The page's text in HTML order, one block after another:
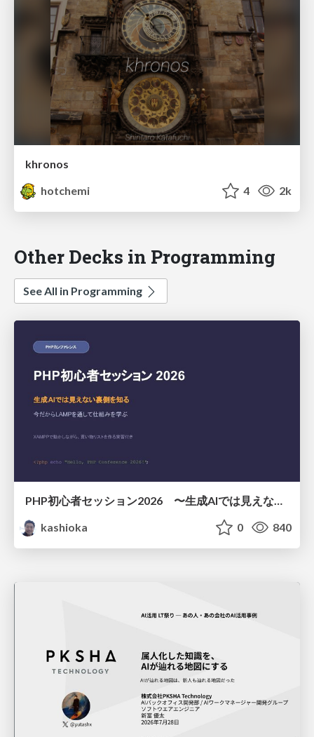
khronos
hotchemi
4 2k
Other Decks in Programming
See All in Programming
kashioka
0 840